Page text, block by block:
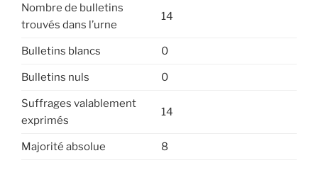
Nombre de bulletins
trouvés dans l’urne
14
Bulletins blancs 0
Bulletins nuls 0
Suffrages valablement
exprimés
14
Majorité absolue 8